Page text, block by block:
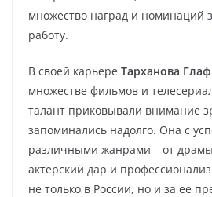
множество наград и номинаций
работу.
В своей карьере Тарханова
множестве фильмов и
талант приковывали внимание
запоминались надолго. Она с
различными жанрами – от
актерский дар и
не только в России, но и за ее